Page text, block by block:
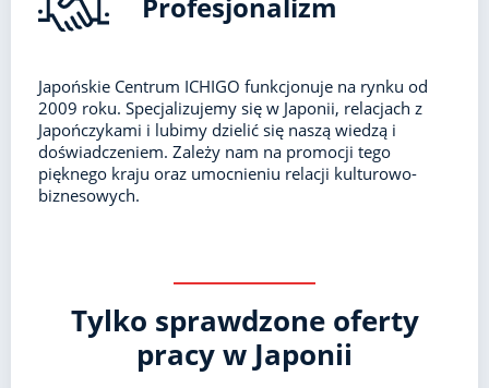
Profesjonalizm
Japońskie Centrum ICHIGO funkcjonuje na rynku od
2009 roku. Specjalizujemy się w Japonii, relacjach z
Japończykami i lubimy dzielić się naszą wiedzą i
doświadczeniem. Zależy nam na promocji tego
pięknego kraju oraz umocnieniu relacji kulturowo-
biznesowych.
Tylko sprawdzone oferty
pracy w Japonii